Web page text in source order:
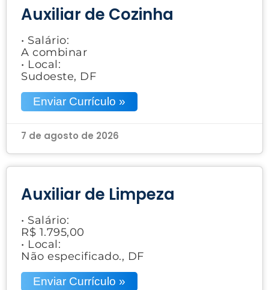
Auxiliar de Cozinha
• Salário:
A combinar
• Local:
Sudoeste, DF
Enviar Currículo »
7 de agosto de 2026
Auxiliar de Limpeza
• Salário:
R$ 1.795,00
• Local:
Não especificado., DF
Enviar Currículo »